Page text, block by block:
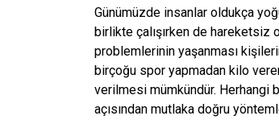
Günümüzde insanlar oldukça
birlikte çalışırken de hareketsiz
problemlerinin yaşanması
birçoğu spor yapmadan kilo
verilmesi mümkündür. Herhangi
açısından mutlaka doğru